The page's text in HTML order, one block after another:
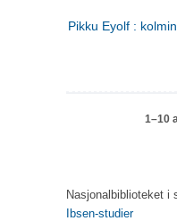
Pikku Eyolf :
1–10
Nasjonalbiblioteket i
Ibsen-studier